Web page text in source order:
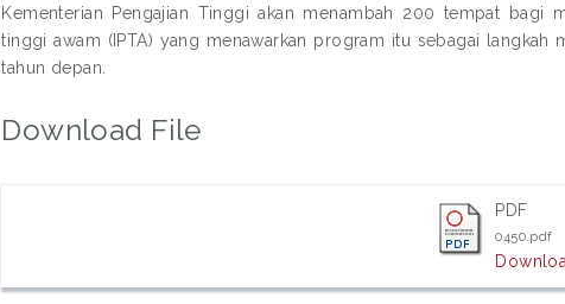
Kementerian Pengajian Tinggi akan menambah 200 tempat bagi
tinggi awam (IPTA) yang menawarkan program itu sebagai
tahun depan.
Download File
PDF
0450.pdf